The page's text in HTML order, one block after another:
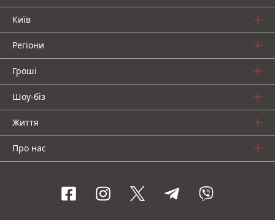
Київ
Регіони
Гроші
Шоу-біз
Життя
Про нас